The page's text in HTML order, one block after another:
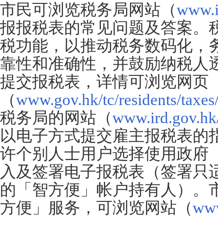
市民可浏览税务局网站（
报报税表的常见问题及答案。
税功能，以推动税务数码化，
靠性和准确性，并鼓励纳税人
提交报税表，详情可浏览网页
（www.gov.hk/tc/residents/
税务局的网站（
以电子方式提交雇主报税表的
许个别人士用户选择使用政府
入及签署电子报税表（签署只
的「智方便」帐户持有人）。
方便」服务，可浏览网站（